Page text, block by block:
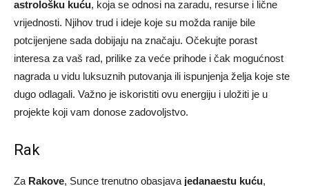
astrološku kuću, koja se odnosi na zaradu, resurse i lične
vrijednosti. Njihov trud i ideje koje su možda ranije bile
potcijenjene sada dobijaju na značaju. Očekujte porast
interesa za vaš rad, prilike za veće prihode i čak mogućnost
nagrada u vidu luksuznih putovanja ili ispunjenja želja koje ste
dugo odlagali. Važno je iskoristiti ovu energiju i uložiti je u
projekte koji vam donose zadovoljstvo.
Rak
Za Rakove, Sunce trenutno obasjava jedanaestu kuću,